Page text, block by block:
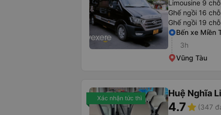
Limousine 9 chỗ
Ghế ngồi 16 chỗ
Ghế ngồi 19 chỗ
Bến xe Miền
3h
Vũng Tàu
Xác nhận tức thì Huệ Nghĩa
4.7star (347